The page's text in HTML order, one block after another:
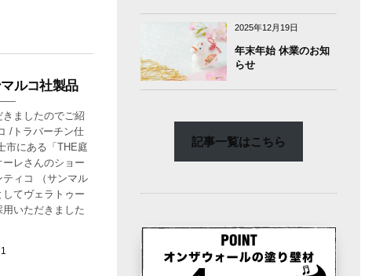
ルコ社製品
ましたのでご紹
/トラバーチン仕
市にある「THE庭
レさんのショー
ティコ （サンマル
てヴェラトゥー
いただきました
2025年12月19日
年末年始 休業のお知
らせ
記事一覧はこちら